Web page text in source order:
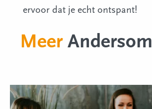
ervoor dat je echt ontspant!
MeerAndersom